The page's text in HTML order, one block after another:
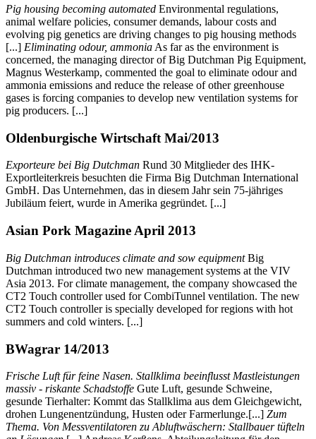
Pig housing becoming automated Environmental regulations,
animal welfare policies, consumer demands, labour costs and
evolving pig genetics are driving changes to pig housing methods
[...] Eliminating odour, ammonia As far as the environment is
concerned, the managing director of Big Dutchman Pig Equipment,
Magnus Westerkamp, commented the goal to eliminate odour and
ammonia emissions and reduce the release of other greenhouse
gases is forcing companies to develop new ventilation systems for
pig producers. [...]
Oldenburgische Wirtschaft Mai/2013
Exporteure bei Big Dutchman Rund 30 Mitglieder des IHK-
Exportleiterkreis besuchten die Firma Big Dutchman International
GmbH. Das Unternehmen, das in diesem Jahr sein 75-jähriges
Jubiläum feiert, wurde in Amerika gegründet. [...]
Asian Pork Magazine April 2013
Big Dutchman introduces climate and sow equipmentBig
Dutchman introduced two new management systems at the VIV
Asia 2013. For climate management, the company showcased the
CT2 Touch controller used for CombiTunnel ventilation. The new
CT2 Touch controller is specially developed for regions with hot
summers and cold winters. [...]
BWagrar 14/2013
Frische Luft für feine Nasen. Stallklima beeinflusst Mastleistungen
massiv - riskante Schadstoffe Gute Luft, gesunde Schweine,
gesunde Tierhalter: Kommt das Stallklima aus dem Gleichgewicht,
drohen Lungenentzündung, Husten oder Farmerlunge.[...] Zum
Thema. Von Messventilatoren zu Abluftwäschern: Stallbauer tüfteln